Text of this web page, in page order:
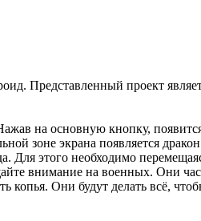
Представленный проект
на основную кнопку,
зоне экрана появляется
Для этого необходимо
внимание на военных. Они
Они будут делать всё,